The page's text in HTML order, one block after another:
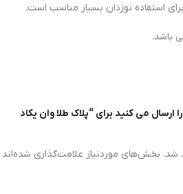
استفاده نوزدان بسیار مناسب است.
ارسال می کنید برای “پلاک طلا وان یکاد
شد. بخش‌های موردنیاز علامت‌گذاری شده‌اند